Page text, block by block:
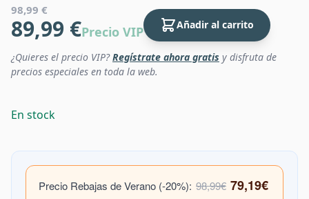
98,99 €
89,99 €Precio VIP Añadir al carrito
¿Quieres el precio VIP?Regístrate ahora gratis y disfruta de
precios especiales en toda la web.
En stock
Precio Rebajas de Verano (-20%): 98,99€ 79,19€